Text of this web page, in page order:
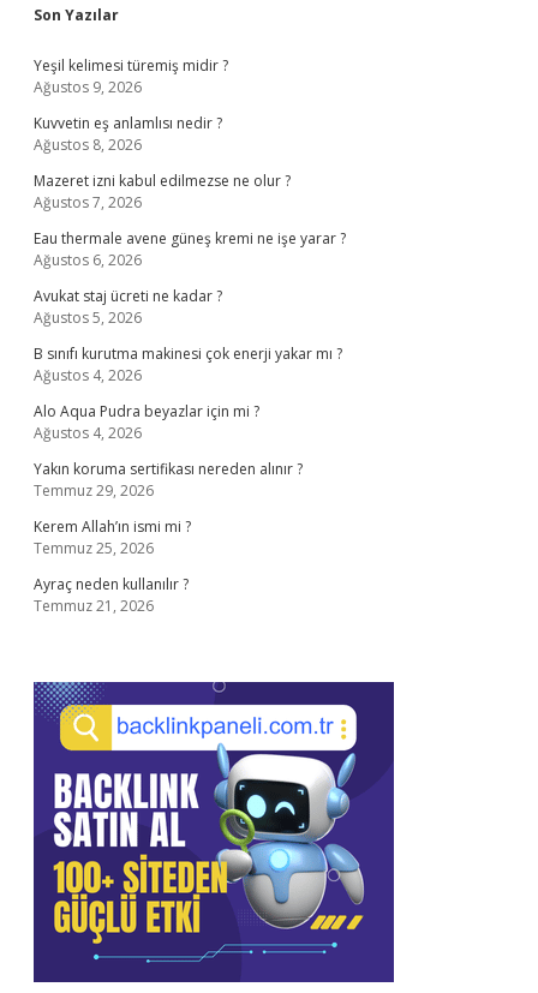
Sidebar
Son Yazılar
Yeşil kelimesi türemiş midir ?
Ağustos 9, 2026
Kuvvetin eş anlamlısı nedir ?
Ağustos 8, 2026
Mazeret izni kabul edilmezse ne olur ?
Ağustos 7, 2026
Eau thermale avene güneş kremi ne işe yarar ?
Ağustos 6, 2026
Avukat staj ücreti ne kadar ?
Ağustos 5, 2026
B sınıfı kurutma makinesi çok enerji yakar mı ?
Ağustos 4, 2026
Alo Aqua Pudra beyazlar için mi ?
Ağustos 4, 2026
Yakın koruma sertifikası nereden alınır ?
Temmuz 29, 2026
Kerem Allah’ın ismi mi ?
Temmuz 25, 2026
Ayraç neden kullanılır ?
Temmuz 21, 2026